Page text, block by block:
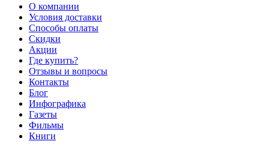
О компании
Условия доставки
Способы оплаты
Скидки
Акции
Где купить?
Отзывы и вопросы
Контакты
Блог
Инфографика
Газеты
Фильмы
Книги